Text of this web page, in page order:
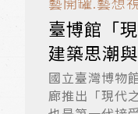
臺博館「
建築思潮
國立臺灣博物
廊推出「現代